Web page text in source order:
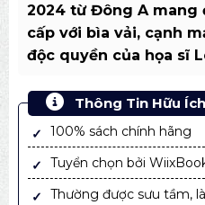
2024 từ Đông A mang
cấp với bìa vải, cạnh
độc quyền của họa sĩ
Thông Tin Hữu Ích
100% sách chính hãng
Tuyển chọn bởi
Thường được sưu tầm,